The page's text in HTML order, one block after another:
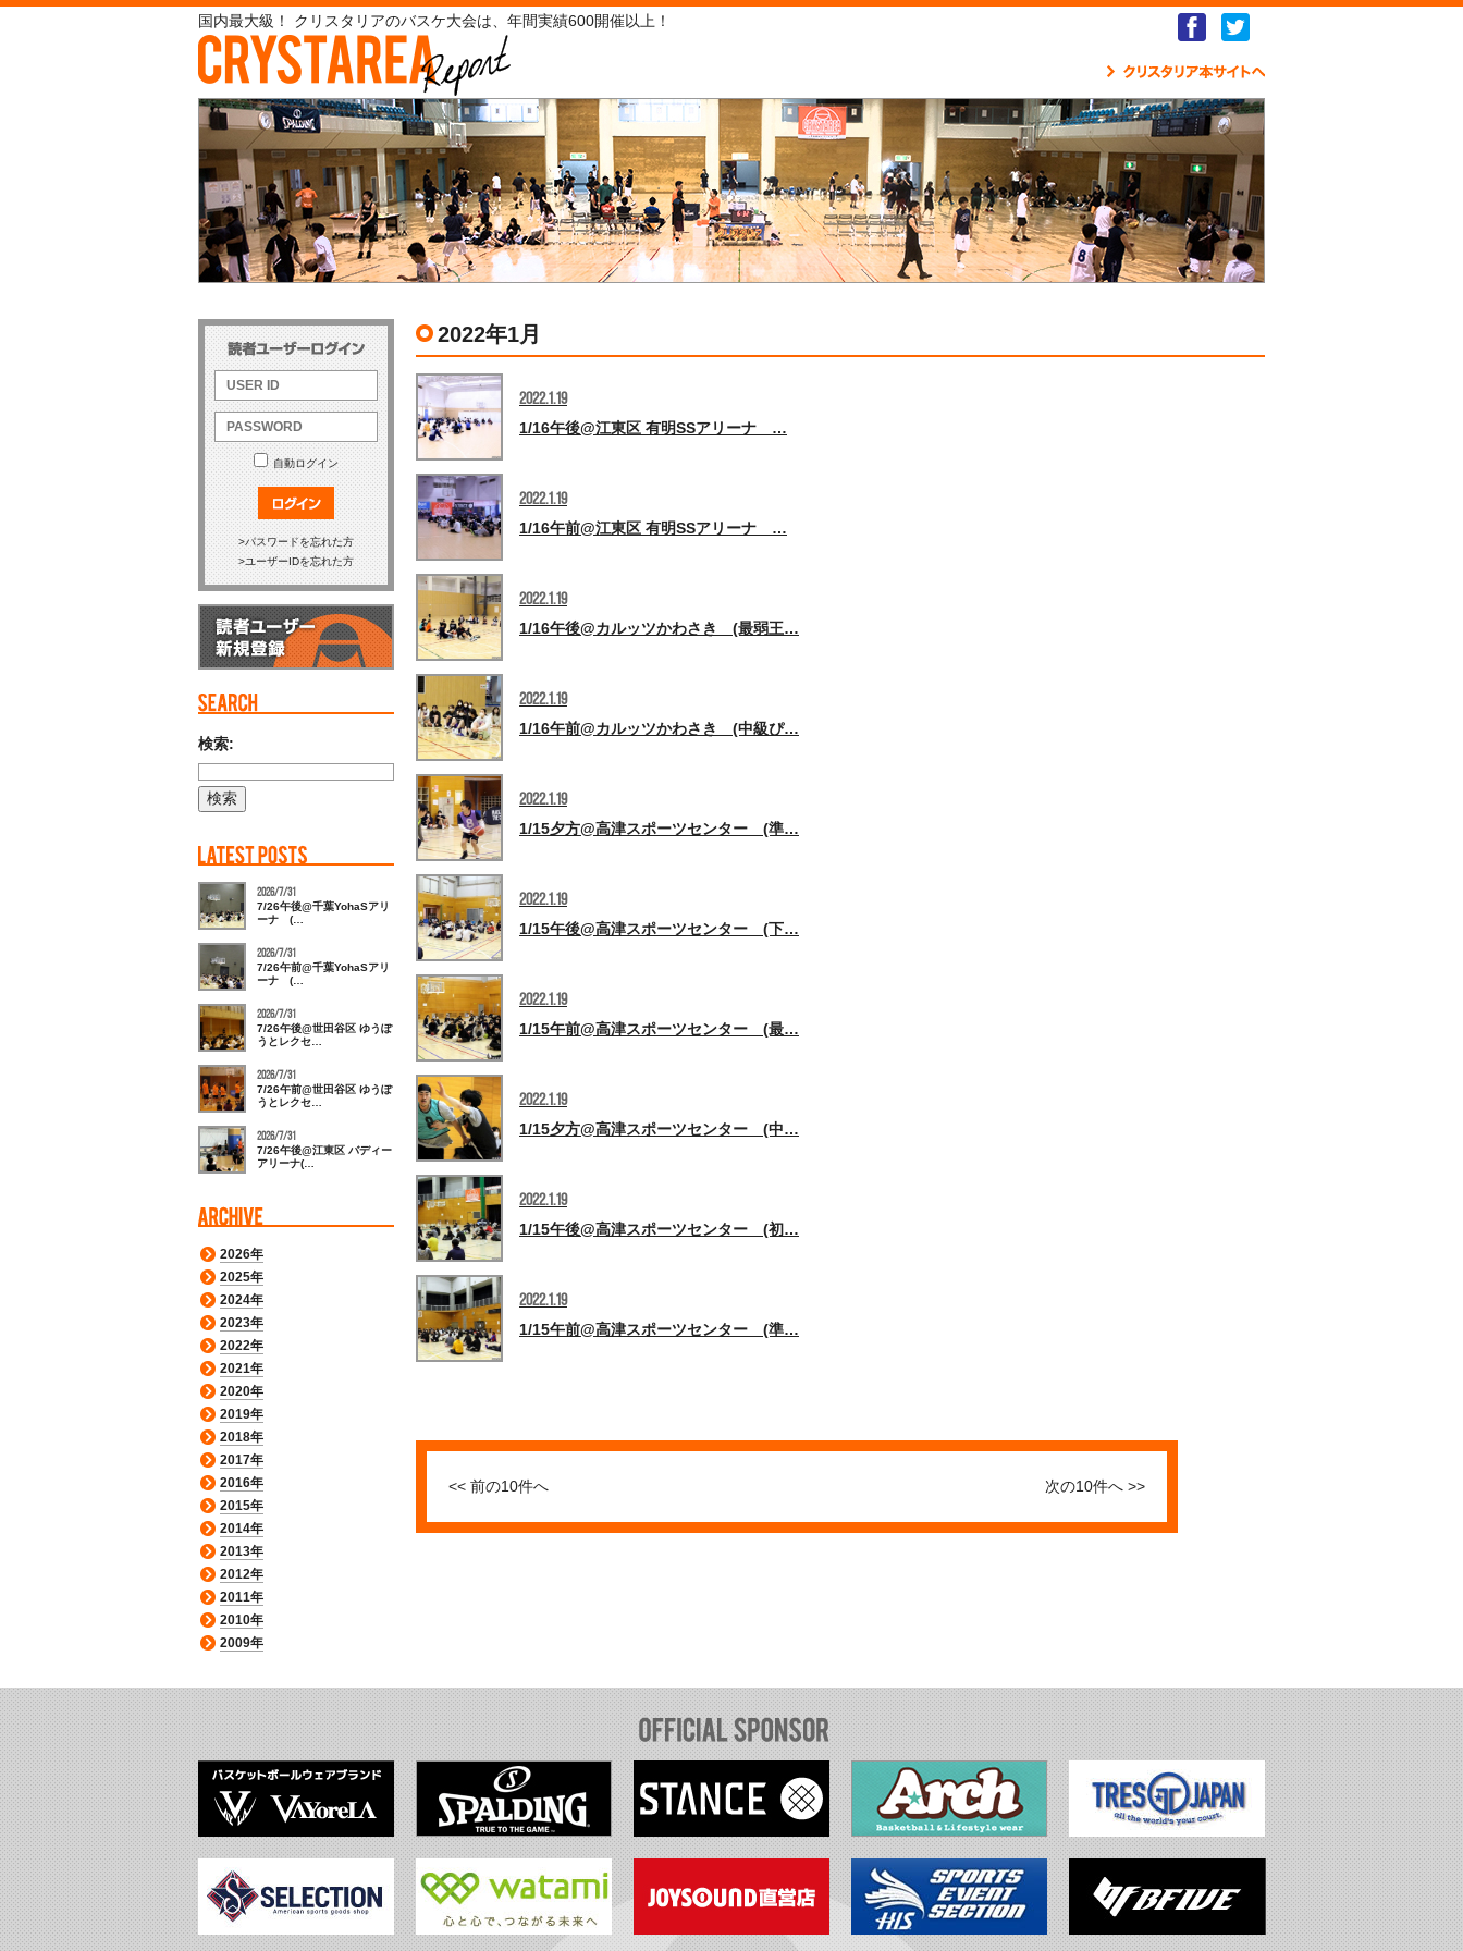
国内最大級！ クリスタリアのバスケ大会は、年間実績600開催以上！ Facebook
2022年1月
2022.1.19
1/16午後@江東区 有明SSアリーナ …
2022.1.19
1/16午前@江東区 有明SSアリーナ …
2022.1.19
1/16午後@カルッツかわさき (最弱王…
2022.1.19
1/16午前@カルッツかわさき (中級ぴ…
2022.1.19
1/15夕方@高津スポーツセンター (準…
2022.1.19
1/15午後@高津スポーツセンター (下…
2022.1.19
1/15午前@高津スポーツセンター (最…
2022.1.19
1/15夕方@高津スポーツセンター (中…
2022.1.19
1/15午後@高津スポーツセンター (初…
2022.1.19
1/15午前@高津スポーツセンター (準…
<< 前の10件へ 次の10件へ >>
自動ログイン
ログイン
パスワードを忘れた方
ユーザーIDを忘れた方
検索:
2026/7/31
7/26午後@千葉YohaSアリ
ーナ (…
2026/7/31
7/26午前@千葉YohaSアリ
ーナ (…
2026/7/31
7/26午後@世田谷区 ゆうぽ
うとレクセ…
2026/7/31
7/26午前@世田谷区 ゆうぽ
うとレクセ…
2026/7/31
7/26午後@江東区 バディー
アリーナ(…
2026年
2025年
2024年
2023年
2022年
2021年
2020年
2019年
2018年
2017年
2016年
2015年
2014年
2013年
2012年
2011年
2010年
2009年